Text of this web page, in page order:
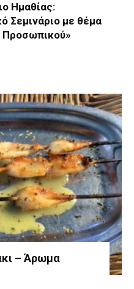
Ημαθίας:
Σεμινάριο με θέμα
Προσωπικού»
– Άρωμα